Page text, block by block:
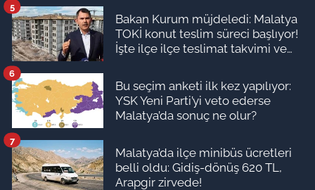
Bakan Kurum müjdeledi: Malatya
TOKİ konut teslim süreci başlıyor!
İşte ilçe ilçe teslimat takvimi ve
5
Bu seçim anketi ilk kez yapılıyor:
YSK Yeni Parti’yi veto ederse
Malatya’da sonuç ne olur?
6
Malatya’da ilçe minibüs ücretleri
belli oldu: Gidiş-dönüş 620 TL,
Arapgir zirvede!
7